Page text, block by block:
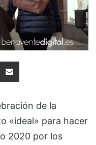
Compartir via Email
de la
«ideal» para hacer
2020 por los